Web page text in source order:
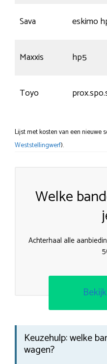
Sava eskimo
Maxxis hp5
Toyo
Lijst met kosten van een nieuwe
Weststellingwerf).
Welke
Achterhaal alle
Keuzehulp: welke
wagen?